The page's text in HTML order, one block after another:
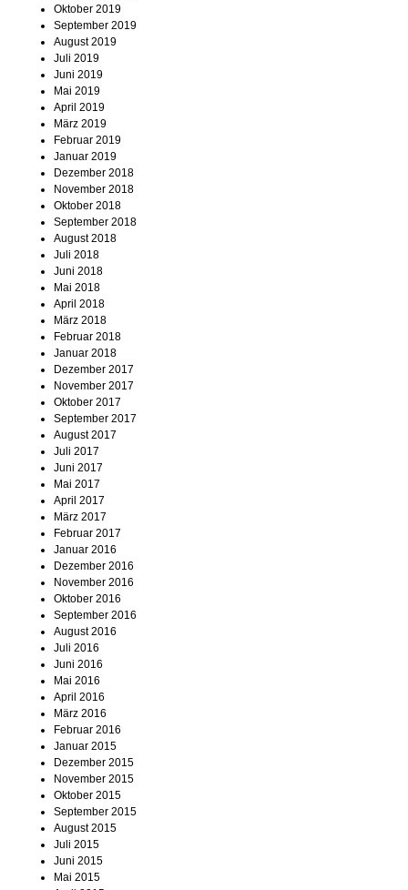
Oktober 2019
September 2019
August 2019
Juli 2019
Juni 2019
Mai 2019
April 2019
März 2019
Februar 2019
Januar 2019
Dezember 2018
November 2018
Oktober 2018
September 2018
August 2018
Juli 2018
Juni 2018
Mai 2018
April 2018
März 2018
Februar 2018
Januar 2018
Dezember 2017
November 2017
Oktober 2017
September 2017
August 2017
Juli 2017
Juni 2017
Mai 2017
April 2017
März 2017
Februar 2017
Januar 2016
Dezember 2016
November 2016
Oktober 2016
September 2016
August 2016
Juli 2016
Juni 2016
Mai 2016
April 2016
März 2016
Februar 2016
Januar 2015
Dezember 2015
November 2015
Oktober 2015
September 2015
August 2015
Juli 2015
Juni 2015
Mai 2015